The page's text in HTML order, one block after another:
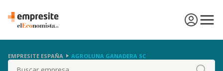
EMPRESITE ESPAÑA AGROLUNA GANADERA SC
Buscar